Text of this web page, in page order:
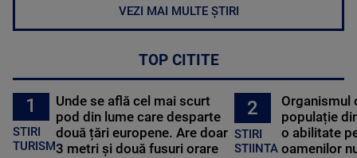
VEZI MAI MULTE ȘTIRI
TOP CITITE
1
STIRI
TURISM
Unde se află cel mai scurt
pod din lume care desparte
două țări europene. Are doar
3 metri și două fusuri orare
2
STIRI
STIINTA
Organismul
populație
o abilitate
oamenilor